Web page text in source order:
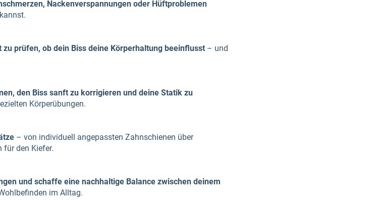
Nackenverspannungen oder Hüftproblemen
prüfen, ob dein Biss deine Körperhaltung beeinflusst – und
den Biss sanft zu korrigieren und deine Statik zu
Körperübungen.
– von individuell angepassten Zahnschienen über
für den Kiefer.
und schaffe eine nachhaltige Balance zwischen deinem
im Alltag.